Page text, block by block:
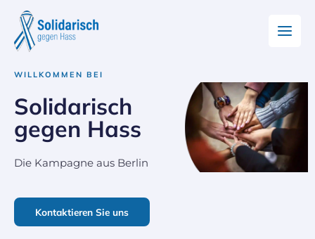
WILLKOMMEN BEI
Solidarisch
gegen Hass
Die Kampagne aus Berlin
Kontaktieren Sie uns